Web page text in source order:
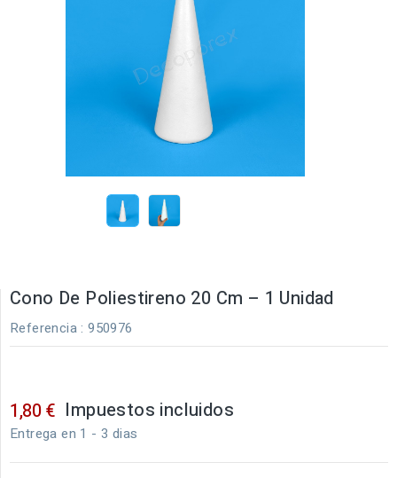
Cono De Poliestireno 20 Cm – 1 Unidad
Referencia : 950976
1,80 € Impuestos incluidos
Entrega en 1 - 3 dias